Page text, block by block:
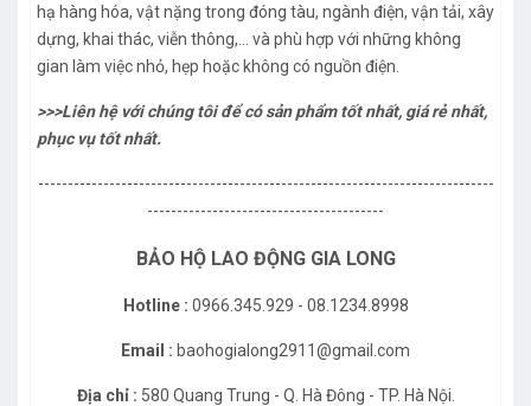
hạ hàng hóa, vật nặng trong đóng tàu, ngành điện, vận tải, xây
dựng, khai thác, viễn thông,... và phù hợp với những không
gian làm việc nhỏ, hẹp hoặc không có nguồn điện.
>>>Liên hệ với chúng tôi để có sản phẩm tốt nhất, giá rẻ nhất,
phục vụ tốt nhất.
-----------------------------------------------------------------------------
----------------------------------------
BẢO HỘ LAO ĐỘNG GIA LONG
Hotline : 0966.345.929 - 08.1234.8998
Email : baohogialong2911@gmail.com
Địa chỉ : 580 Quang Trung - Q. Hà Đông - TP. Hà Nội.